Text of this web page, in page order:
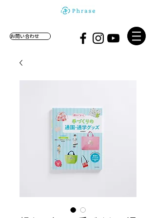
お問い合わせ